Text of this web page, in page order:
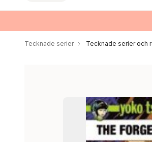
Tecknade serier Tecknade serier och